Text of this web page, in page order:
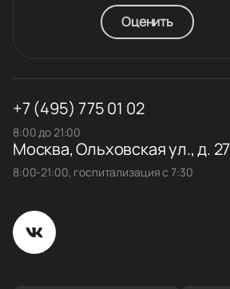
Оценить
+7 (495) 775 01 02
8:00 до 21:00
Москва, Ольховская ул., д. 27
8:00-21:00, госпитализация с 7:30